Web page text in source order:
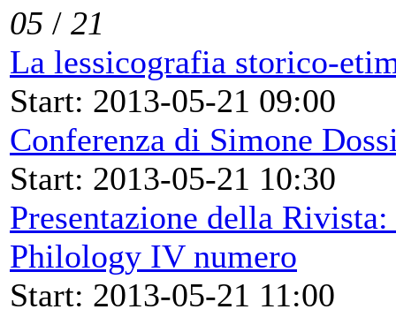
05 / 21
La lessicografia storico-
Start: 2013-05-21 09:00
Conferenza di Simone
Start: 2013-05-21 10:30
Presentazione della
Philology IV numero
Start: 2013-05-21 11:00